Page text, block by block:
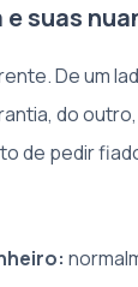
suas
De um
do
de pedir